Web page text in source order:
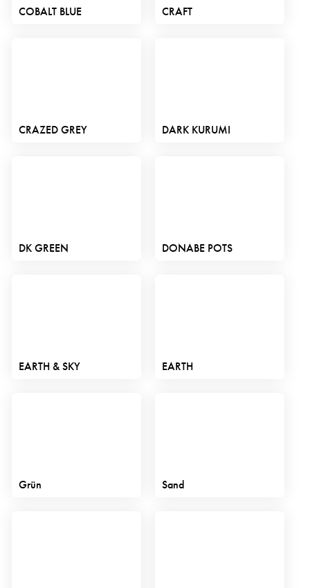
COBALT BLUE CRAFT
CRAZED GREY DARK KURUMI
DK GREEN DONABE POTS
EARTH & SKY EARTH
Grün Sand